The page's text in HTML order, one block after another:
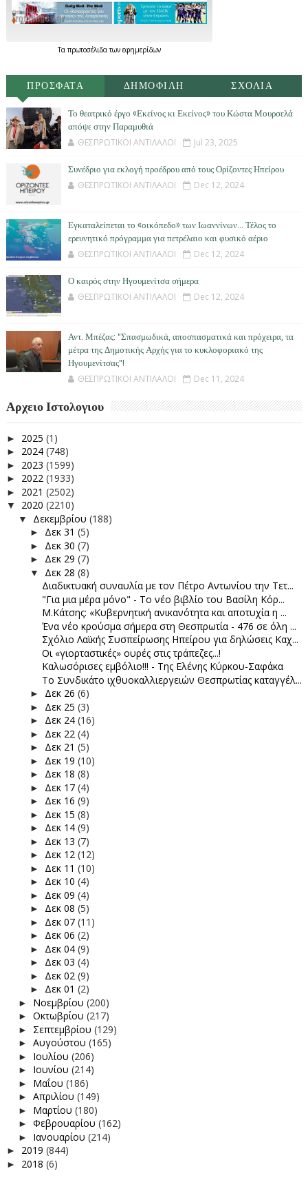
Τα πρωτοσέλιδατων εφημερίδων
ΠΡΟΣΦΑΤΑ ΔΗΜΟΦΙΛΗ ΣΧΟΛΙΑ
Το θεατρικό έργο «Εκείνος κι Εκείνος» του Κώστα Μουρσελά
απόψε στην Παραμυθιά
ΘΕΣΠΡΩΤΙΚΟΙ ΑΝΤΙΛΑΛΟΙ Jul 23, 2025
Συνέδριο για εκλογή προέδρου από τους Ορίζοντες Ηπείρου
ΘΕΣΠΡΩΤΙΚΟΙ ΑΝΤΙΛΑΛΟΙ Dec 12, 2024
Εγκαταλείπεται το «οικόπεδο» των Ιωαννίνων… Τέλος το
ερευνητικό πρόγραμμα για πετρέλαιο και φυσικό αέριο
ΘΕΣΠΡΩΤΙΚΟΙ ΑΝΤΙΛΑΛΟΙ Dec 12, 2024
Ο καιρός στην Ηγουμενίτσα σήμερα
ΘΕΣΠΡΩΤΙΚΟΙ ΑΝΤΙΛΑΛΟΙ Dec 12, 2024
Αντ. Μπέζας: "Σπασμωδικά, αποσπασματικά και πρόχειρα, τα
μέτρα της Δημοτικής Αρχής για το κυκλοφοριακό της
Ηγουμενίτσας"!
ΘΕΣΠΡΩΤΙΚΟΙ ΑΝΤΙΛΑΛΟΙ Dec 11, 2024
Αρχειο Ιστολογιου
► 2025 (1)
► 2024 (748)
► 2023 (1599)
► 2022 (1933)
► 2021 (2502)
▼ 2020 (2210)
▼ Δεκεμβρίου (188)
► Δεκ 31 (5)
► Δεκ 30 (7)
► Δεκ 29 (7)
▼ Δεκ 28 (8)
Διαδικτυακή συναυλία με τον Πέτρο Αντωνίου την Τετ...
"Για μια μέρα μόνο" - Το νέο βιβλίο του Βασίλη Κόρ...
Μ.Κάτσης: «Κυβερνητική ανικανότητα και αποτυχία η ...
Ένα νέο κρούσμα σήμερα στη Θεσπρωτία - 476 σε όλη ...
Σχόλιο Λαϊκής Συσπείρωσης Ηπείρου για δηλώσεις Καχ...
Οι «γιορταστικές» ουρές στις τράπεζες...!
Καλωσόρισες εμβόλιο!!! - Της Ελένης Κύρκου-Σαφάκα
Το Συνδικάτο ιχθυοκαλλιεργειών Θεσπρωτίας καταγγέλ...
► Δεκ 26 (6)
► Δεκ 25 (3)
► Δεκ 24 (16)
► Δεκ 22 (4)
► Δεκ 21 (5)
► Δεκ 19 (10)
► Δεκ 18 (8)
► Δεκ 17 (4)
► Δεκ 16 (9)
► Δεκ 15 (8)
► Δεκ 14 (9)
► Δεκ 13 (7)
► Δεκ 12 (12)
► Δεκ 11 (10)
► Δεκ 10 (4)
► Δεκ 09 (4)
► Δεκ 08 (5)
► Δεκ 07 (11)
► Δεκ 06 (2)
► Δεκ 04 (9)
► Δεκ 03 (4)
► Δεκ 02 (9)
► Δεκ 01 (2)
► Νοεμβρίου (200)
► Οκτωβρίου (217)
► Σεπτεμβρίου (129)
► Αυγούστου (165)
► Ιουλίου (206)
► Ιουνίου (214)
► Μαΐου (186)
► Απριλίου (149)
► Μαρτίου (180)
► Φεβρουαρίου (162)
► Ιανουαρίου (214)
► 2019 (844)
► 2018 (6)